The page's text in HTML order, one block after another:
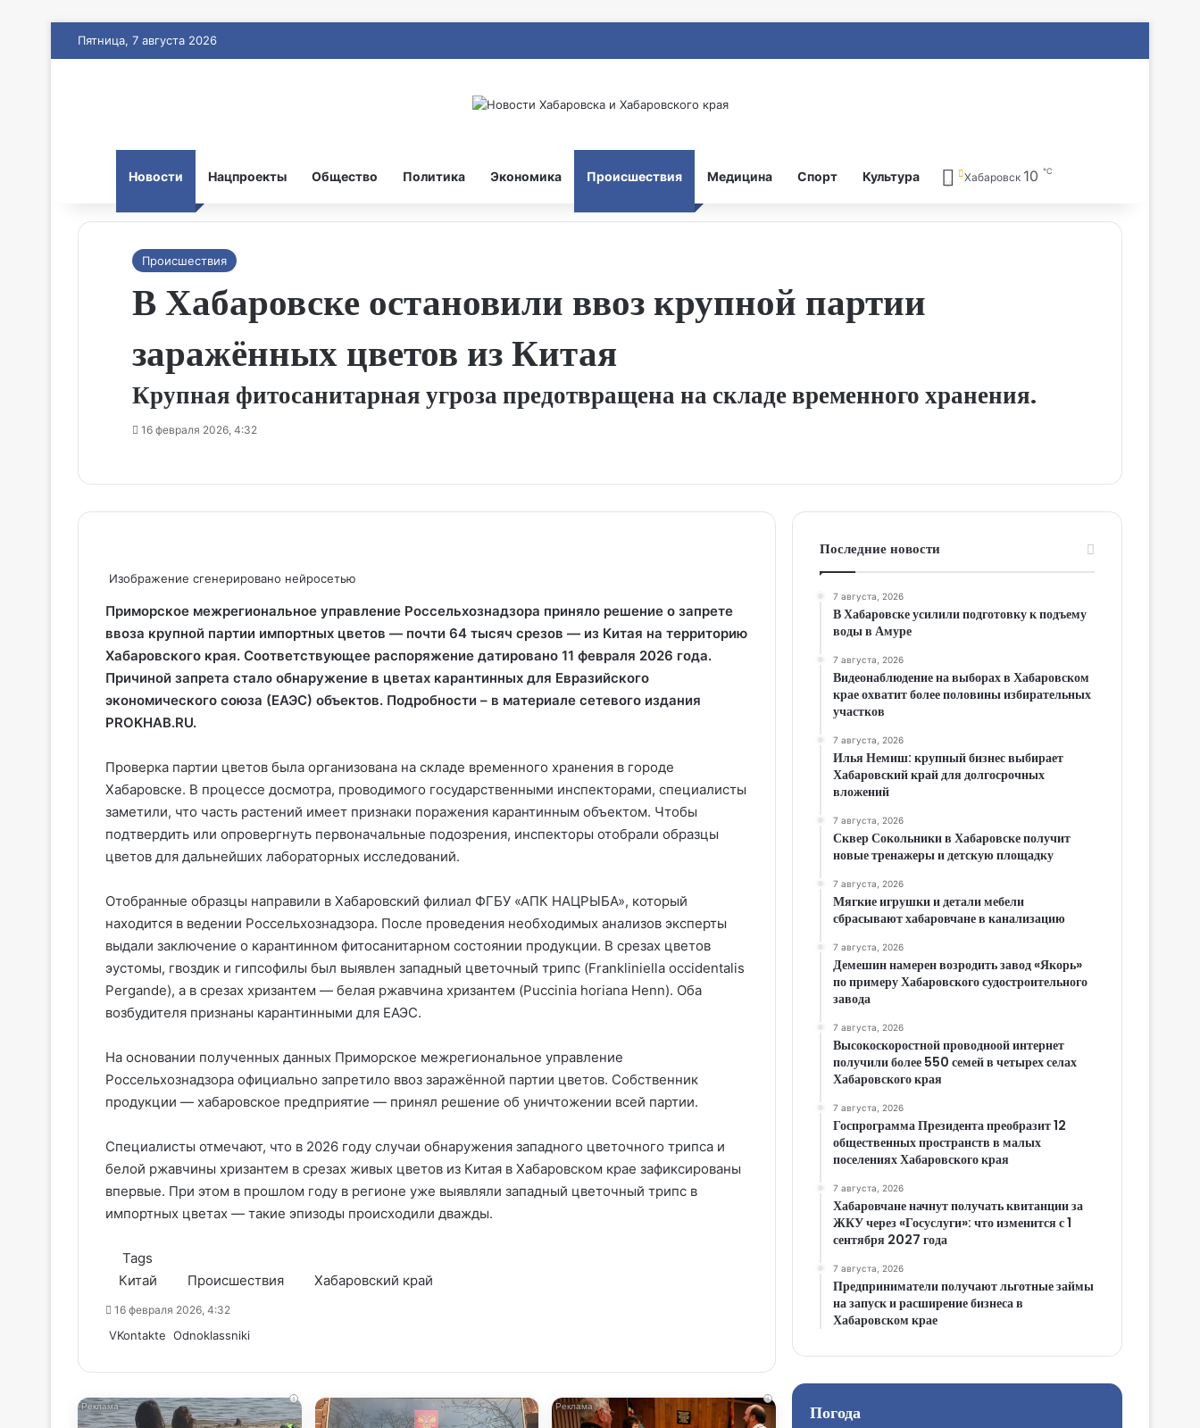
Пятница, 7 августа 2026
Новости Нацпроекты Общество Политика Экономика Происшествия Медицина Спорт Культура Хабаровск 10 ℃
Происшествия
В Хабаровске остановили ввоз крупной партии
заражённых цветов из Китая
Крупная фитосанитарная угроза предотвращена на складе временного хранения.
16 февраля 2026, 4:32
Изображение сгенерировано нейросетью
Приморское межрегиональное управление Россельхознадзора приняло решение о запрете
ввоза крупной партии импортных цветов — почти 64 тысяч срезов — из Китая на территорию
Хабаровского края. Соответствующее распоряжение датировано 11 февраля 2026 года.
Причиной запрета стало обнаружение в цветах карантинных для Евразийского
экономического союза (ЕАЭС) объектов. Подробности – в материале сетевого издания
PROKHAB.RU.
Проверка партии цветов была организована на складе временного хранения в городе
Хабаровске. В процессе досмотра, проводимого государственными инспекторами, специалисты
заметили, что часть растений имеет признаки поражения карантинным объектом. Чтобы
подтвердить или опровергнуть первоначальные подозрения, инспекторы отобрали образцы
цветов для дальнейших лабораторных исследований.
Отобранные образцы направили в Хабаровский филиал ФГБУ «АПК НАЦРЫБА», который
находится в ведении Россельхознадзора. После проведения необходимых анализов эксперты
выдали заключение о карантинном фитосанитарном состоянии продукции. В срезах цветов
эустомы, гвоздик и гипсофилы был выявлен западный цветочный трипс (Frankliniella occidentalis
Pergande), а в срезах хризантем — белая ржавчина хризантем (Puccinia horiana Henn). Оба
возбудителя признаны карантинными для ЕАЭС.
На основании полученных данных Приморское межрегиональное управление
Россельхознадзора официально запретило ввоз заражённой партии цветов. Собственник
продукции — хабаровское предприятие — принял решение об уничтожении всей партии.
Специалисты отмечают, что в 2026 году случаи обнаружения западного цветочного трипса и
белой ржавчины хризантем в срезах живых цветов из Китая в Хабаровском крае зафиксированы
впервые. При этом в прошлом году в регионе уже выявляли западный цветочный трипс в
импортных цветах — такие эпизоды происходили дважды.
Tags
Китай
Происшествия Хабаровский край
16 февраля 2026, 4:32
VKontakte Odnoklassniki
Email
i i
Последние новости
7 августа, 2026
В Хабаровске усилили подготовку к подъему
воды в Амуре
7 августа, 2026
Видеонаблюдение на выборах в Хабаровском
крае охватит более половины избирательных
участков
7 августа, 2026
Илья Немиш: крупный бизнес выбирает
Хабаровский край для долгосрочных
вложений
7 августа, 2026
Сквер Сокольники в Хабаровске получит
новые тренажеры и детскую площадку
7 августа, 2026
Мягкие игрушки и детали мебели
сбрасывают хабаровчане в канализацию
7 августа, 2026
Демешин намерен возродить завод «Якорь»
по примеру Хабаровского судостроительного
завода
7 августа, 2026
Высокоскоростной проводноой интернет
получили более 550 семей в четырех селах
Хабаровского края
7 августа, 2026
Госпрограмма Президента преобразит 12
общественных пространств в малых
поселениях Хабаровского края
7 августа, 2026
Хабаровчане начнут получать квитанции за
ЖКУ через «Госуслуги»: что изменится с 1
сентября 2027 года
7 августа, 2026
Предприниматели получают льготные займы
на запуск и расширение бизнеса в
Хабаровском крае
Погода